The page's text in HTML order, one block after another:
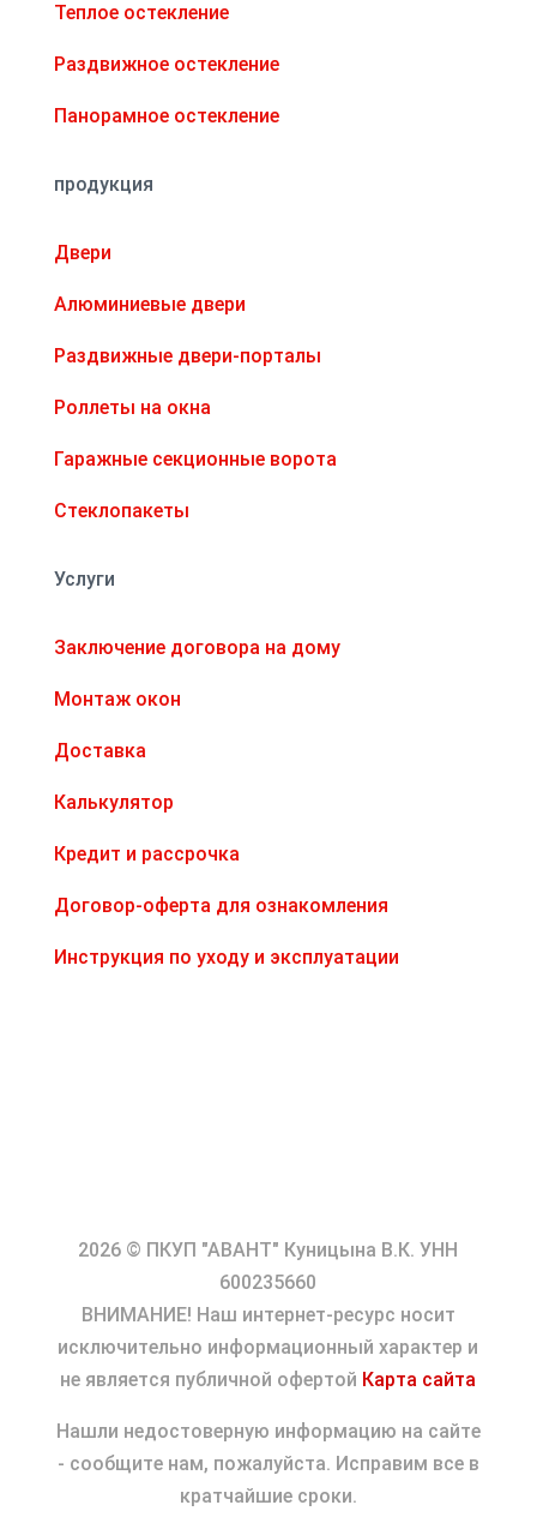
Теплое остекление
Раздвижное остекление
Панорамное остекление
продукция
Двери
Алюминиевые двери
Раздвижные двери-порталы
Роллеты на окна
Гаражные секционные ворота
Стеклопакеты
Услуги
Заключение договора на дому
Монтаж окон
Доставка
Калькулятор
Кредит и рассрочка
Договор-оферта для ознакомления
Инструкция по уходу и эксплуатации
2026 © ПКУП "АВАНТ" Куницына В.К. УНН
600235660
ВНИМАНИЕ! Наш интернет-ресурс носит
исключительно информационный характер и
не является публичной офертой Карта сайта
Нашли недостоверную информацию на сайте
- сообщите нам, пожалуйста. Исправим все в
кратчайшие сроки.